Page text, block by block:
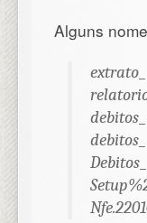
Alguns